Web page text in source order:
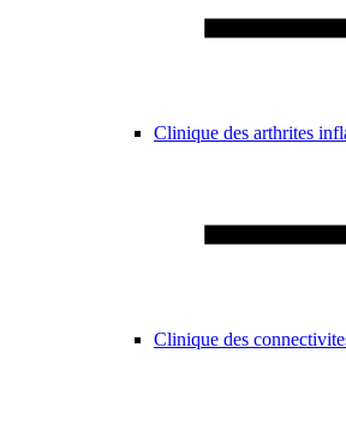
Clinique des arthrites
Clinique des